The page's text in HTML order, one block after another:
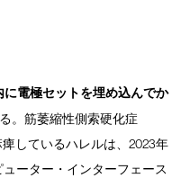
電極セットを埋め込んでか
。筋萎縮性側索硬化症
痺しているハレルは、2023年
ーター・インターフェース